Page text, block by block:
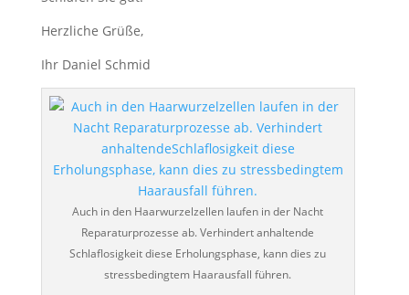
Herzliche Grüße,
Ihr Daniel Schmid
Auch in den Haarwurzelzellen laufen in der Nacht
Reparaturprozesse ab. Verhindert anhaltende
Schlaflosigkeit diese Erholungsphase, kann dies zu
stressbedingtem Haarausfall führen.